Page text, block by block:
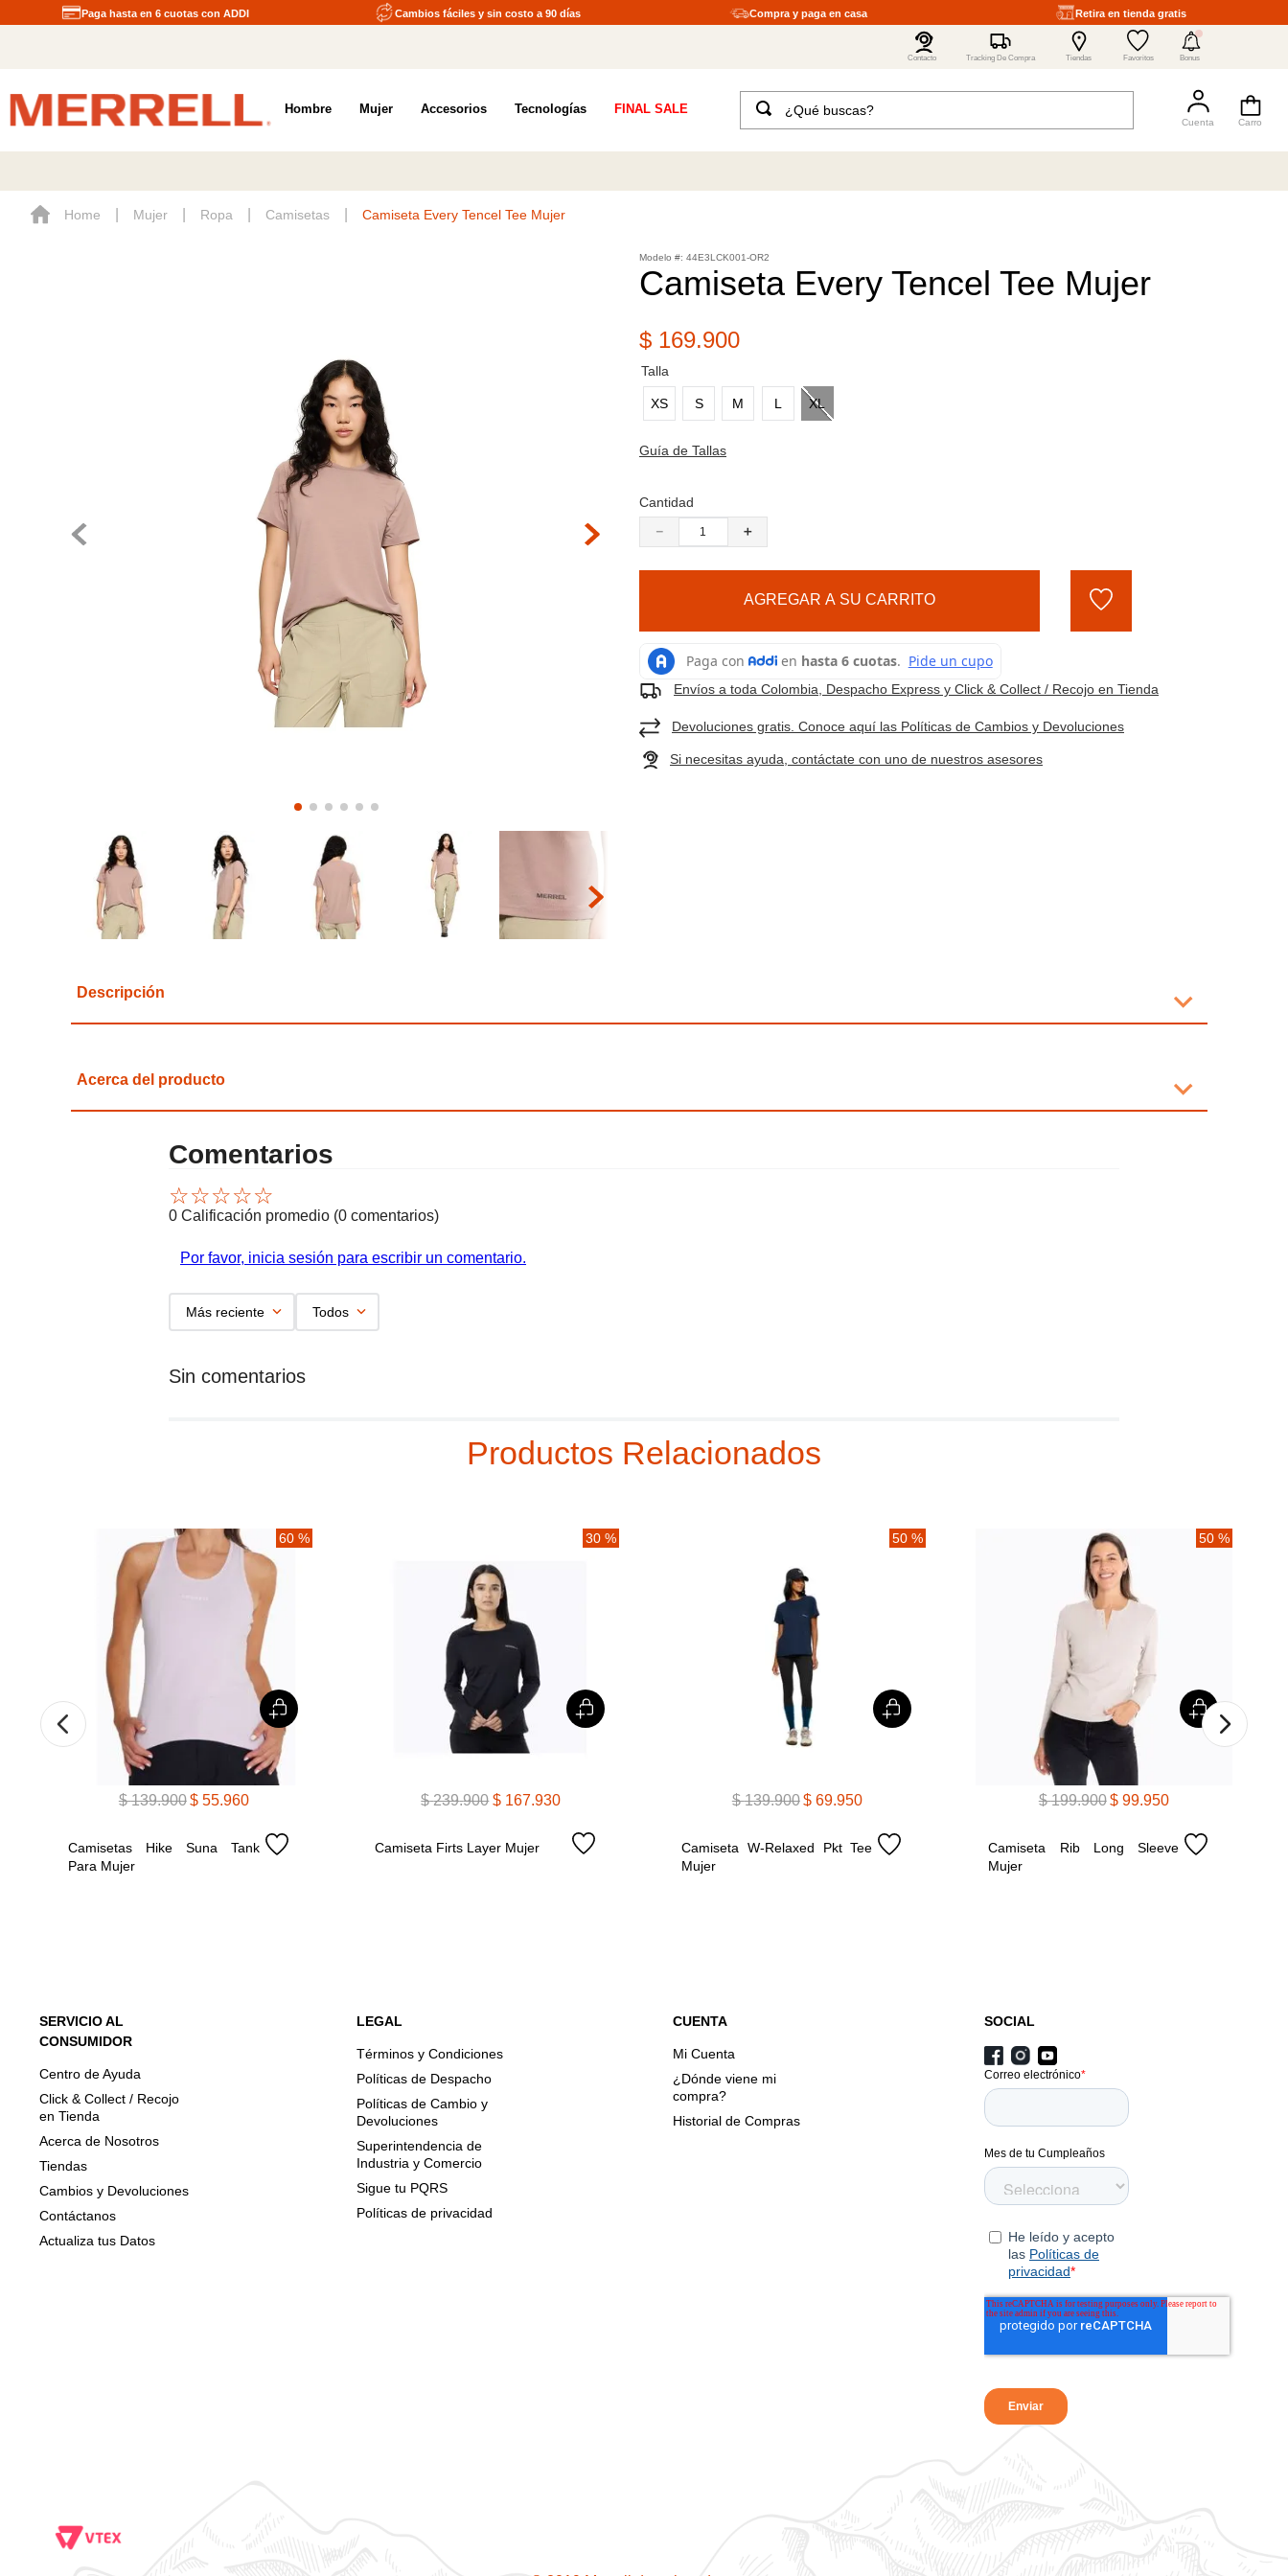
Paga hasta en 6 cuotas con ADDI Cambios fáciles y sin costo a 90 días Compra y paga en casa Retira en tienda gratis
Contacto Tracking De Compra Tiendas Favoritos
4
Bonus
Hombre Mujer Accesorios Tecnologías FINAL SALE
¿Qué buscas?
Mujer Ropa Camisetas Camiseta Every Tencel Tee Mujer
Pase el mouse para hacer zoom
: 44E3LCK001-OR2
Camiseta Every Tencel Tee Mujer
$ 169.900
Talla
L
M
S XL
XS
Guía de Tallas
Cantidad
＋
－
AGREGAR A SU CARRITO
Envíos a toda Colombia, Despacho Express y Click & Collect / Recojo en Tienda
Devoluciones gratis. Conoce aquí las Políticas de Cambios y Devoluciones
Si necesitas ayuda, contáctate con uno de nuestros asesores
Descripción
Acerca del producto
Comentarios
☆☆☆☆☆
0 Calificación promedio (0 comentarios)
Por favor, inicia sesión para escribir un comentario.
Más reciente Todos
Productos Relacionados
60 %
$ 139.900$ 55.960
Camisetas Hike Suna Tank
Para Mujer
30 %
$ 239.900 $ 167.930
Camiseta Firts Layer Mujer
50 %
$ 139.900$ 69.950
Camiseta W-Relaxed Pkt Tee
Mujer
50 %
$ 199.900$ 99.950
Camiseta Rib Long Sleeve
Mujer
SERVICIO AL
CONSUMIDOR
Centro de Ayuda
Click & Collect / Recojo
en Tienda
Acerca de Nosotros
Tiendas
Cambios y Devoluciones
Contáctanos
Actualiza tus Datos
LEGAL
Términos y Condiciones
Políticas de Despacho
Políticas de Cambio y
Devoluciones
Superintendencia de
Industria y Comercio
Sigue tu PQRS
Políticas de privacidad
CUENTA
Mi Cuenta
¿Dónde viene mi
compra?
Historial de Compras
SOCIAL
2.
tenis hombre